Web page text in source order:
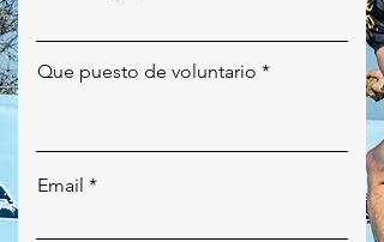
Que puesto de voluntario
Email